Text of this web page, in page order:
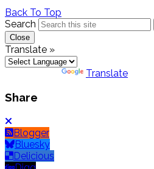
Back To Top
Search
Close
Translate »
Translate
Share
Blogger
Bluesky
Delicious